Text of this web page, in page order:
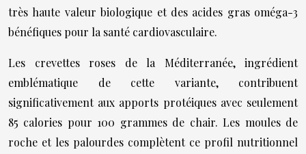
très haute valeur biologique et des acides gras oméga-3
bénéfiques pour la santé cardiovasculaire.
Les crevettes roses de la Méditerranée, ingrédient
emblématique de cette variante, contribuent
significativement aux apports protéiques avec seulement
85 calories pour 100 grammes de chair. Les moules de
roche et les palourdes complètent ce profil nutritionnel